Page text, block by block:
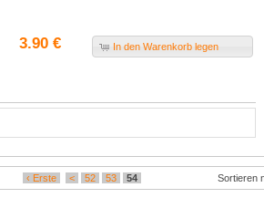
3.90 € In den Warenkorb legen
‹ Erste < 52 53 54 Sortieren